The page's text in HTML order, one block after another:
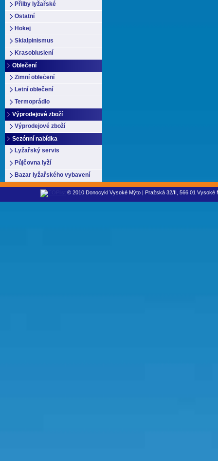
Přilby lyžařské
Ostatní
Hokej
Skialpinismus
Krasobluslení
Oblečení
Zimní oblečení
Letní oblečení
Termoprádlo
Výprodejové zboží
Výprodejové zboží
Sezónní nabídka
Lyžařský servis
Půjčovna lyží
Bazar lyžařského vybavení
© 2010 Donocykl Vysoké Mýto | Pražská 32/II, 566 01 Vysoké